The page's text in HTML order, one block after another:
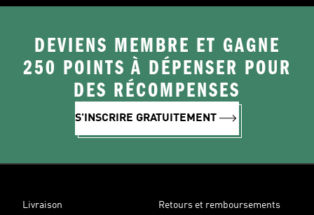
DEVIENS MEMBRE ET GAGNE
250 POINTS À DÉPENSER POUR
DES RÉCOMPENSES
S'INSCRIRE GRATUITEMENT
Livraison Retours et remboursements